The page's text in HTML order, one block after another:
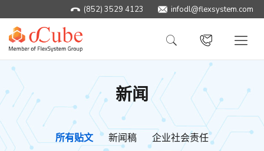
(852) 3529 4123 infodl@flexsystem.com
新闻
所有贴文 新闻稿 企业社会责任